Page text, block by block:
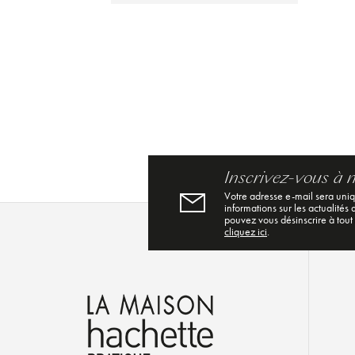
Inscrivez-vous à
Votre adresse e-mail sera
informations sur les actualités
pouvez vous désinscrire à
cliquez ici.